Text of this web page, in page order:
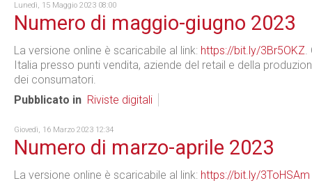
Lunedì, 15 Maggio 2023 08:00
Numero di maggio-giugno 2023
La versione online è scaricabile al link: https://bit.ly/3Br5OKZ.
Italia presso punti vendita, aziende del retail e della
dei consumatori.
Pubblicato in Riviste digitali
Giovedì, 16 Marzo 2023 12:34
Numero di marzo-aprile 2023
La versione online è scaricabile al link: https://bit.ly/3ToHSAm